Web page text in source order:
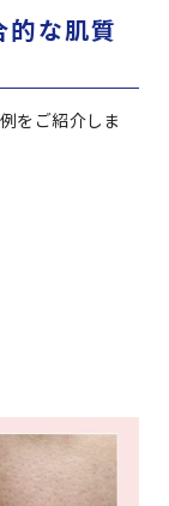
的な肌質
をご紹介しま